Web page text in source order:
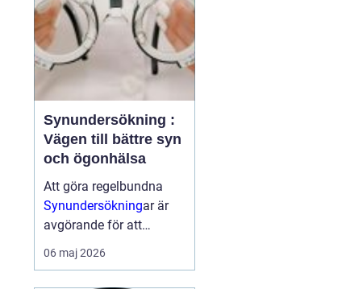
Synundersökning :
Vägen till bättre syn
och ögonhälsa
Att göra regelbundna
Synundersökningar är
avgörande för att
upptäcka synfel i tid
samt för att identifiera
06 maj 2026